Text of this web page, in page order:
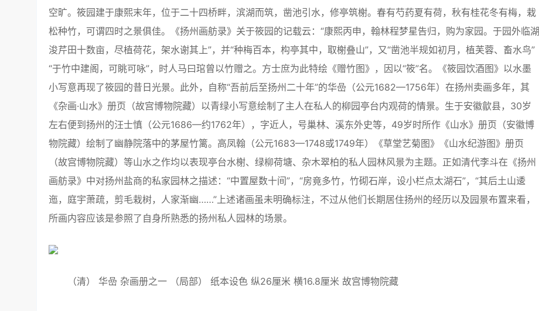
空旷。筱园建于康熙末年，位于二十四桥畔，滨湖而筑，凿池引水，修亭筑榭。春有芍药夏有荷，秋有桂花冬有梅，栽
松种竹，可谓四时之景俱佳。《扬州画舫录》关于筱园的记载云：“康熙丙申，翰林程梦星告归，购为家园。于园外临湖
浚芹田十数亩，尽植荷花，架水谢其上”，并“种梅百本，构亭其中，取榭叠山”，又“凿池半规如初月，植芙蓉、畜水鸟”
“于竹中建阁，可眺可咏”，时人马曰琯曾以竹赠之。方士庶为此特绘《赠竹图》，因以“筱”名。《筱园饮酒图》以水墨
小写意再现了筱园的昔日光景。此外，自称“吾前后至扬州二十年”的华嵒（公元1682—1756年）在扬州卖画多年，其
《杂画·山水》册页（故宫博物院藏）以青绿小写意绘制了主人在私人的柳园亭台内观荷的情景。生于安徽歙县，30岁
左右便到扬州的汪士慎（公元1686—约1762年），字近人，号巢林、溪东外史等，49岁时所作《山水》册页（安徽博
物院藏）绘制了幽静院落中的茅屋竹篱。高凤翰（公元1683—1748或1749年）《草堂艺菊图》《山水纪游图》册页
（故宫博物院藏）等山水之作均以表现亭台水榭、绿柳荷塘、杂木翠柏的私人园林风景为主题。正如清代李斗在《扬州
画舫录》中对扬州盐商的私家园林之描述：“中置屋数十间”，“房竟多竹，竹砌石岸，设小栏点太湖石”，“其后土山逶
迤，庭宇萧疏，剪毛栽树，人家渐幽……”上述诸画虽未明确标注，不过从他们长期居住扬州的经历以及园景布置来看，
所画内容应该是参照了自身所熟悉的扬州私人园林的场景。
（清） 华嵒 杂画册之一 （局部） 纸本设色 纵26厘米 横16.8厘米 故宫博物院藏